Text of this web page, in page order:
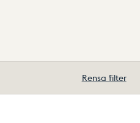
Rensa filter